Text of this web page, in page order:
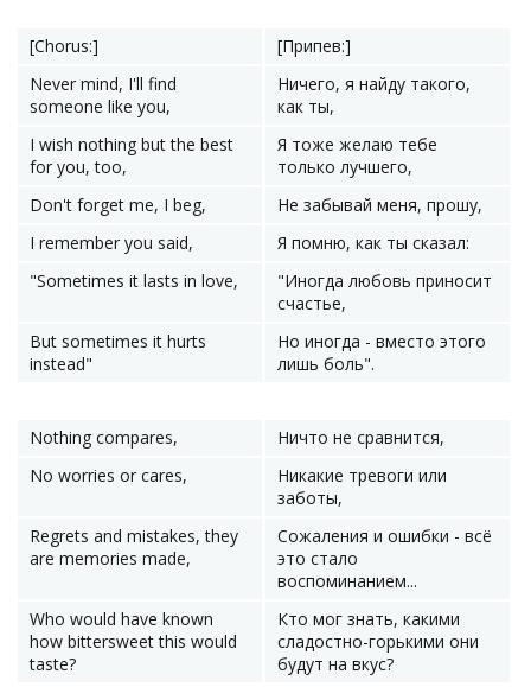
[Chorus:]
[Припев:]
Never mind, I'll find
someone like you,
Ничего, я найду такого,
как ты,
I wish nothing but the best
for you, too,
Я тоже желаю тебе
только лучшего,
Don't forget me, I beg,
Не забывай меня, прошу,
I remember you said,
Я помню, как ты сказал:
"Sometimes it lasts in love,
"Иногда любовь приносит
счастье,
But sometimes it hurts
instead"
Но иногда - вместо этого
лишь боль".
Nothing compares,
Ничто не сравнится,
No worries or cares,
Никакие тревоги или
заботы,
Regrets and mistakes, they
are memories made,
Сожаления и ошибки - всё
это стало
воспоминанием...
Who would have known
how bittersweet this would
taste?
Кто мог знать, какими
сладостно-горькими они
будут на вкус?